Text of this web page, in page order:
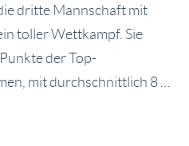
dritte Mannschaft mit
toller Wettkampf. Sie
der Top-
mit durchschnittlich 8 …